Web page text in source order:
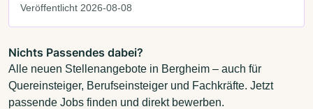
Veröffentlicht 2026-08-08
Nichts Passendes dabei?
Alle neuen Stellenangebote in Bergheim – auch für
Quereinsteiger, Berufseinsteiger und Fachkräfte. Jetzt
passende Jobs finden und direkt bewerben.